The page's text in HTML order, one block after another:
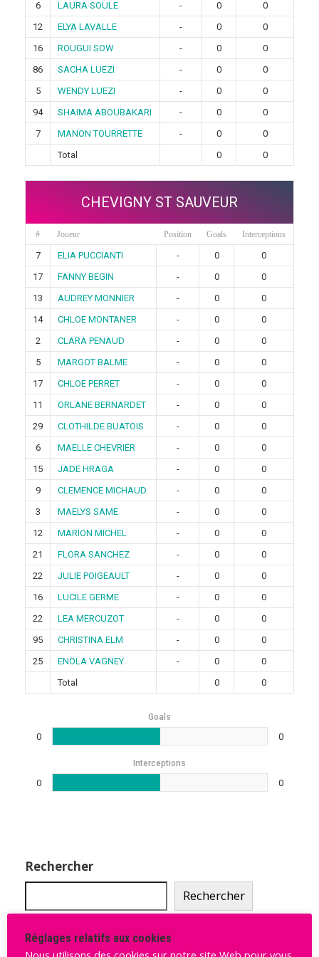
6 LAURA SOULE - 0
0
12
ELYA LAVALLE - 0
0
16
ROUGUI SOW - 0
0
86
SACHA LUEZI - 0
0
5
WENDY LUEZI - 0
0
94
SHAIMA ABOUBAKARI - 0
0
7
MANON TOURRETTE - 0
0
Total
0 0
CHEVIGNY ST SAUVEUR
# Joueur Position Goals Interceptions
7 ELIA PUCCIANTI - 0
0
17
FANNY BEGIN - 0
0
13
AUDREY MONNIER - 0
0
14
CHLOE MONTANER - 0
0
2
CLARA PENAUD - 0
0
5
MARGOT BALME - 0
0
17
CHLOE PERRET - 0
0
11
ORLANE BERNARDET - 0
0
29
CLOTHILDE BUATOIS - 0
0
6
MAELLE CHEVRIER - 0
0
15
JADE HRAGA - 0
0
9
CLEMENCE MICHAUD - 0
0
3
MAELYS SAME - 0
0
12
MARION MICHEL - 0
0
21
FLORA SANCHEZ - 0
0
22
JULIE POIGEAULT - 0
0
16
LUCILE GERME - 0
0
22
LEA MERCUZOT - 0
0
95
CHRISTINA ELM - 0
0
25
ENOLA VAGNEY - 0
0
Total
0 0
Goals
0 0
Interceptions
0 0
Rechercher
Rechercher
Réglages relatifs aux cookies